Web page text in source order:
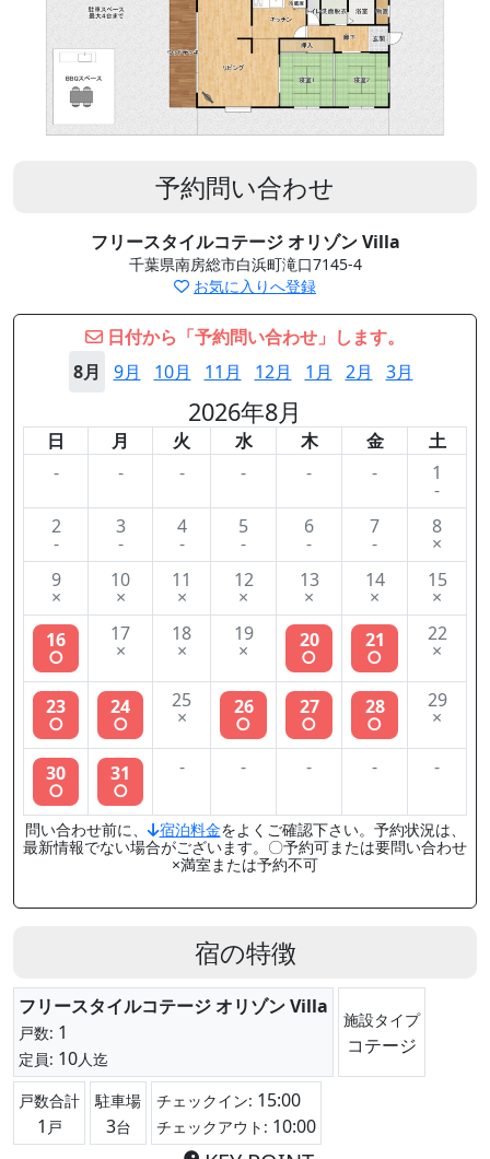
予約問い合わせ
フリースタイルコテージ オリゾン Villa
千葉県南房総市白浜町滝口7145-4
お気に入りへ登録
日付から「予約問い合わせ」します。
8月
9月 10月 11月 12月 1月 2月 3月
2026年8月
日 月 火 水 木 金
土
-
- - - - - 1
-
2
-
3
-
4
-
5
-
6
-
7
-
8
×
9
×
10
×
11
×
12
×
13
×
14
×
15
×
16
○
17
×
18
×
19
× 20
○
21
○
22
×
23
○
24
○
25
× 26
○
27
○
28
○
29
×
30
○
31
○
- - - - -
問い合わせ前に、 宿泊料金をよくご確認下さい。予約状況は、
最新情報でない場合がございます。〇予約可または要問い合わせ
×満室または予約不可
宿の特徴
フリースタイルコテージ オリゾン Villa
戸数: 1
定員: 10人迄
施設タイプ
コテージ
戸数合計
1 戸
駐車場
3台
チェックイン: 15:00
チェックアウト: 10:00